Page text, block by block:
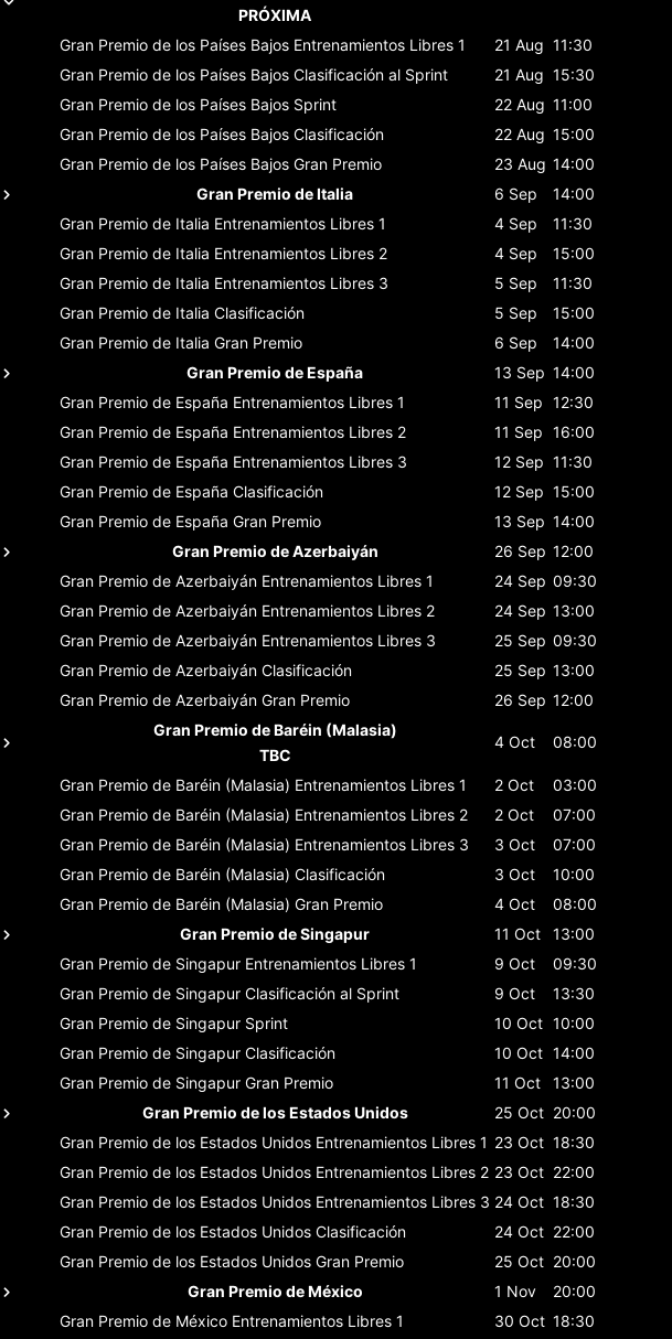
PRÓXIMA
Gran Premio de los Países Bajos Entrenamientos Libres 1 21 Aug 11:30
Gran Premio de los Países Bajos Clasificación al Sprint 21 Aug 15:30
Gran Premio de los Países Bajos Sprint 22 Aug 11:00
Gran Premio de los Países Bajos Clasificación 22 Aug 15:00
Gran Premio de los Países Bajos Gran Premio 23 Aug 14:00
Gran Premio de Italia
6 Sep
14:00
Gran Premio de Italia Entrenamientos Libres 1 4 Sep
11:30
Gran Premio de Italia Entrenamientos Libres 2 4 Sep
15:00
Gran Premio de Italia Entrenamientos Libres 3 5 Sep
11:30
Gran Premio de Italia Clasificación 5 Sep
15:00
Gran Premio de Italia Gran Premio 6 Sep
14:00
Gran Premio de España
13 Sep 14:00
Gran Premio de España Entrenamientos Libres 1 11 Sep 12:30
Gran Premio de España Entrenamientos Libres 2 11 Sep 16:00
Gran Premio de España Entrenamientos Libres 3 12 Sep 11:30
Gran Premio de España Clasificación 12 Sep 15:00
Gran Premio de España Gran Premio 13 Sep 14:00
Gran Premio de Azerbaiyán
26 Sep 12:00
Gran Premio de Azerbaiyán Entrenamientos Libres 1 24 Sep 09:30
Gran Premio de Azerbaiyán Entrenamientos Libres 2 24 Sep 13:00
Gran Premio de Azerbaiyán Entrenamientos Libres 3 25 Sep 09:30
Gran Premio de Azerbaiyán Clasificación 25 Sep 13:00
Gran Premio de Azerbaiyán Gran Premio 26 Sep 12:00
Gran Premio de Baréin (Malasia)
TBC
4 Oct 08:00
Gran Premio de Baréin (Malasia) Entrenamientos Libres 1 2 Oct
03:00
Gran Premio de Baréin (Malasia) Entrenamientos Libres 2 2 Oct
07:00
Gran Premio de Baréin (Malasia) Entrenamientos Libres 3 3 Oct
07:00
Gran Premio de Baréin (Malasia) Clasificación 3 Oct
10:00
Gran Premio de Baréin (Malasia) Gran Premio 4 Oct
08:00
Gran Premio de Singapur
11 Oct
13:00
Gran Premio de Singapur Entrenamientos Libres 1 9 Oct
09:30
Gran Premio de Singapur Clasificación al Sprint 9 Oct
13:30
Gran Premio de Singapur Sprint 10 Oct 10:00
Gran Premio de Singapur Clasificación 10 Oct 14:00
Gran Premio de Singapur Gran Premio 11 Oct
13:00
Gran Premio de los Estados Unidos
25 Oct 20:00
Gran Premio de los Estados Unidos Entrenamientos Libres 1 23 Oct 18:30
Gran Premio de los Estados Unidos Entrenamientos Libres 2 23 Oct 22:00
Gran Premio de los Estados Unidos Entrenamientos Libres 3 24 Oct 18:30
Gran Premio de los Estados Unidos Clasificación 24 Oct 22:00
Gran Premio de los Estados Unidos Gran Premio 25 Oct 20:00
Gran Premio de México
1 Nov
20:00
Gran Premio de México Entrenamientos Libres 1 30 Oct 18:30